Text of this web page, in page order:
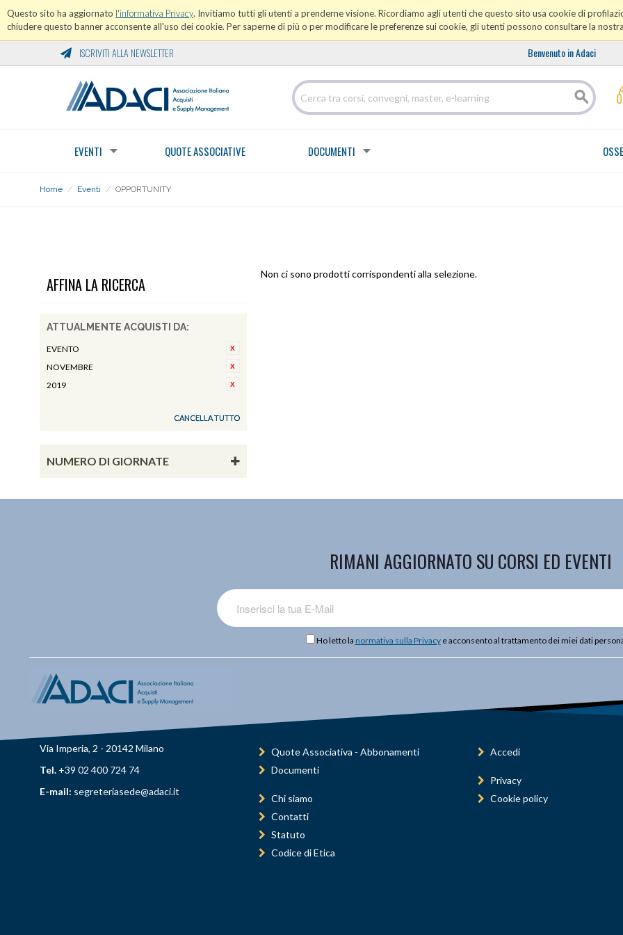
Questo sito ha aggiornato l'informativa Privacy. Invitiamo tutti gli utenti a prenderne visione. Ricordiamo agli utenti che questo sito usa cookie di
chiudere questo banner acconsente all'uso dei cookie. Per saperne di più o per modificare le preferenze sui cookie, gli utenti possono consultare la nostra
ISCRIVITI ALLA NEWSLETTER Benvenuto in Adaci
EVENTI QUOTE ASSOCIATIVE DOCUMENTI
Home / Eventi / OPPORTUNITY
AFFINA LA RICERCA
ATTUALMENTE ACQUISTI DA:
EVENTO
NOVEMBRE
2019
CANCELLA TUTTO
NUMERO DI GIORNATE
Non ci sono prodotti corrispondenti alla selezione.
RIMANI AGGIORNATO SU CORSI ED EVENTI
Ho letto la normativa sulla Privacye acconsento al trattamento dei miei dati
Via Imperia, 2 - 20142 Milano
Tel. +39 02 400 724 74
E-mail: segreteriasede@adaci.it
Quote Associativa - Abbonamenti
Documenti
Chi siamo
Contatti
Statuto
Codice di Etica
Accedi
Privacy
Cookie policy